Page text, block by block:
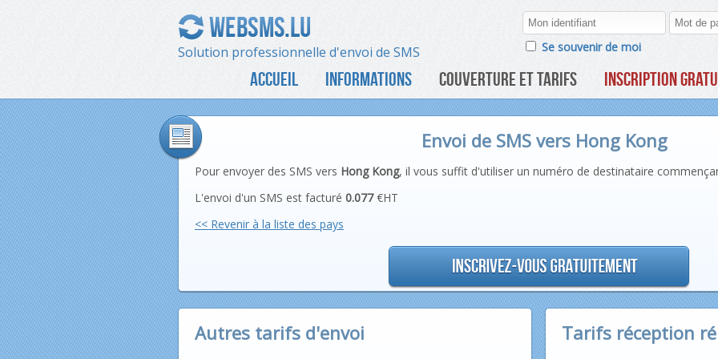
Se souvenir de moi
Solution professionnelle d'envoi de SMS
ACCUEIL INFORMATIONS COUVERTURE ET TARIFS INSCRIPTION
Envoi de SMS vers Hong Kong
Pour envoyer des SMS vers Hong Kong, il vous suffit d'utiliser un numéro de destinataire
L'envoi d'un SMS est facturé 0.077€HT
<< Revenir à la liste des pays
Autres tarifs d'envoi Tarifs réception